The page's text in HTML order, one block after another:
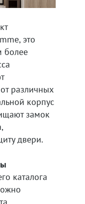
это
более
различных
корпус
замок
двери.
каталога